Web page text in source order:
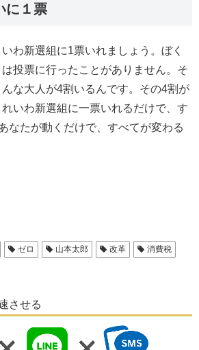
に１票
いわ新選組に1票いれましょう。ぼく
は投票に行ったことがありません。そ
んな大人が4割いるんです。その4割が
れいわ新選組に一票いれるだけで、す
なたが動くだけで、すべてが変わる
ゼロ 山本太郎 改革
消費税
させる